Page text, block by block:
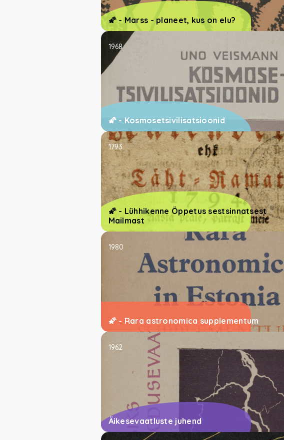
🌠 - Marss - planeet, kus on elu?
🌠 - Kosmosetsivilisatsioonid
1968
🌠 - Lühhikenne Öppetus sestsinnatsest
Mailmast
1793
🌠 - Rara astronomica supplementum
1980
Äikesevaatluste juhend
1962